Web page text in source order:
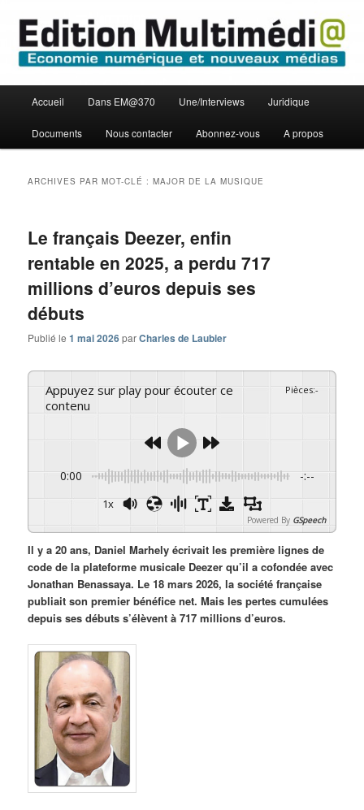
contenu
principal
contenu
secondaire
Edition Multimédi@
principal
Accueil Dans EM@370 Une/Interviews Juridique
Documents Nous contacter Abonnez-vous A propos
ARCHIVES PAR MOT-CLÉ :MAJOR DE LA MUSIQUE
Le français Deezer, enfin
rentable en 2025, a perdu 717
millions d’euros depuis ses
débuts
Publié le1 mai 2026parCharles de Laubier
Appuyez sur play pour écouter ce
contenu
Pièces:-
0:00 -:--
1x
Powered By GSpeech
Il y a 20 ans, Daniel Marhely écrivait les première lignes de
code de la plateforme musicale Deezer qu’il a cofondée avec
Jonathan Benassaya. Le 18 mars 2026, la société française
publiait son premier bénéfice net. Mais les pertes cumulées
depuis ses débuts s’élèvent à 717 millions d’euros.